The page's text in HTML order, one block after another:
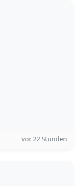
vor 22 Stunden